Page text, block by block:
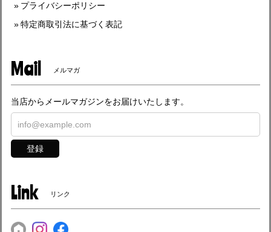
プライバシーポリシー
特定商取引法に基づく表記
Mail メルマガ
当店からメールマガジンをお届けいたします。
登録
Link リンク